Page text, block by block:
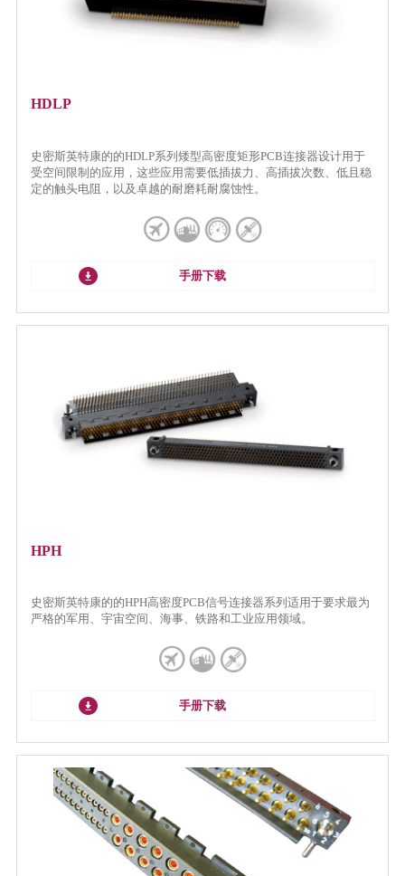
HDLP
史密斯英特康的的HDLP系列矮型高密度矩形PCB连接器设计用于
受空间限制的应用，这些应用需要低插拔力、高插拔次数、低且稳
定的触头电阻，以及卓越的耐磨耗耐腐蚀性。
手册下载
HPH
史密斯英特康的的HPH高密度PCB信号连接器系列适用于要求最为
严格的军用、宇宙空间、海事、铁路和工业应用领域。
手册下载